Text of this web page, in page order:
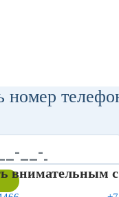
номер
внимательным